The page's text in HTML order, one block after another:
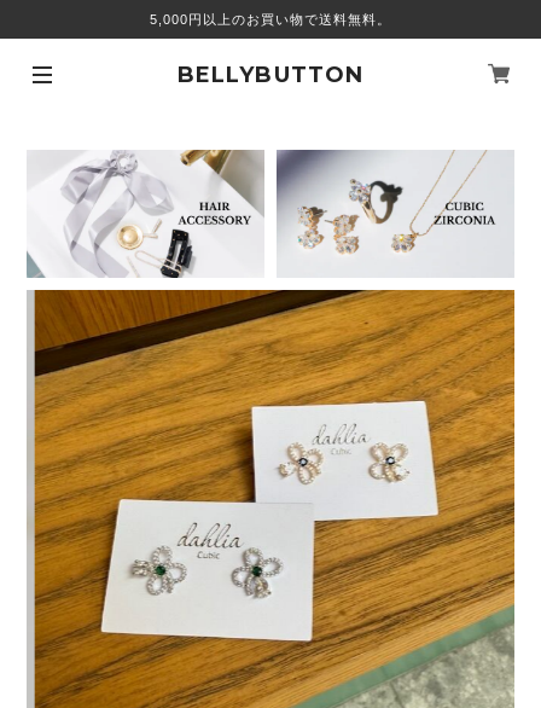
5,000円以上のお買い物で送料無料。
BELLYBUTTON